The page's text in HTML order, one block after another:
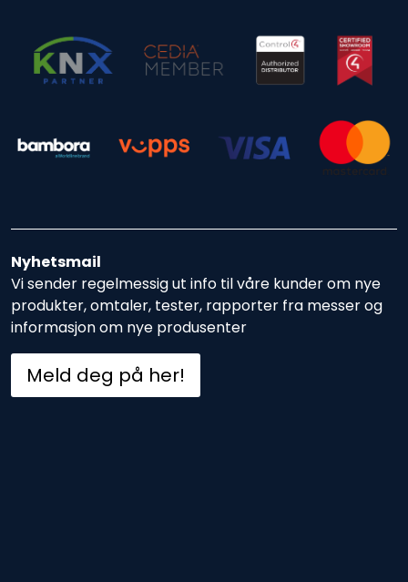
Nyhetsmail
Vi sender regelmessig ut info til våre kunder om nye
produkter, omtaler, tester, rapporter fra messer og
informasjon om nye produsenter
Meld deg på her!